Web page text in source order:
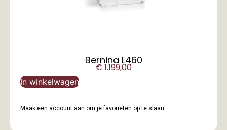
Bernina L460
€1.199,00
In winkelwagen
Maak een account aan om je favorieten op te slaan.